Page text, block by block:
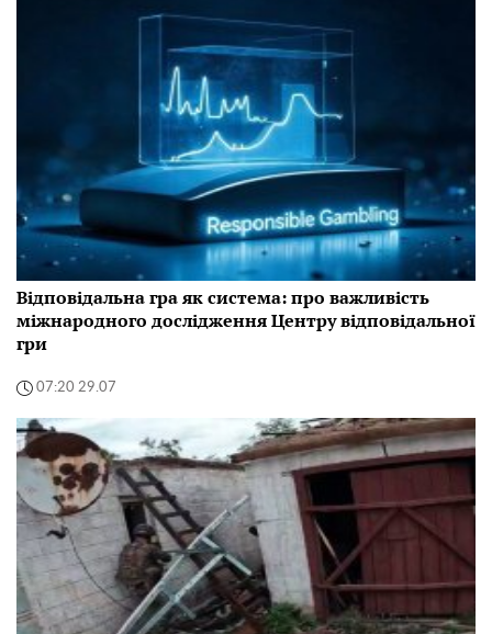
Відповідальна гра як система: про важливість
міжнародного дослідження Центру відповідальної
гри
07:20 29.07